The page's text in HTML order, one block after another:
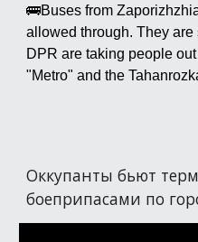
🚌Buses from
allowed through. They
DPR are taking people
"Metro" and the
Оккупанты бьют
боеприпасами по